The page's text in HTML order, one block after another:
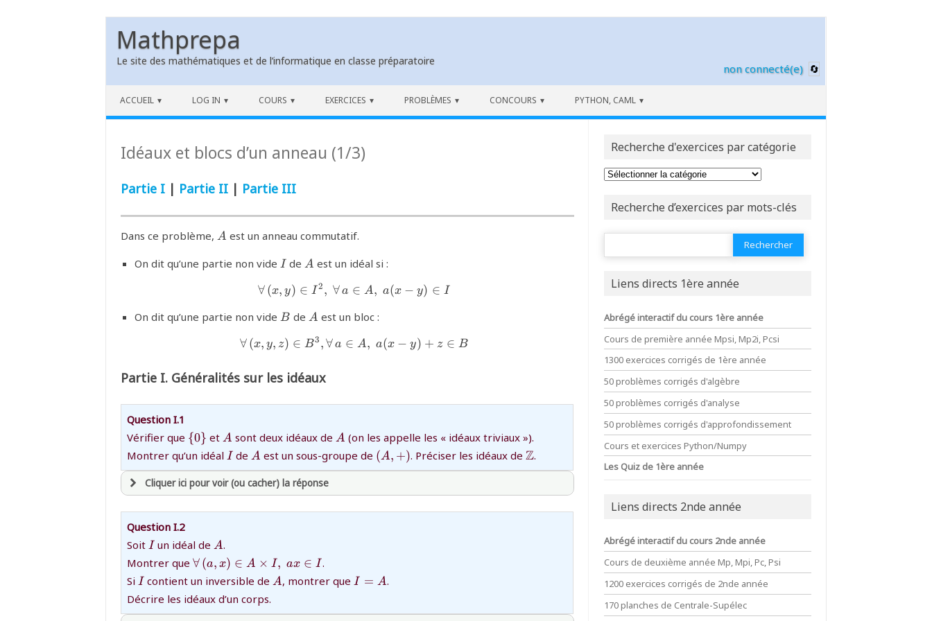
Mathprepa
Le site des mathématiques et de l’informatique en classe préparatoire
non connecté(e)
ACCUEIL LOG IN COURS EXERCICES PROBLÈMES CONCOURS PYTHON, CAML
Idéaux et blocs d’un anneau (1/3)
Partie I| Partie II| Partie III
Dans ce problème, {A}
A est un anneau commutatif.
On dit qu’une partie non vide {I}
I de{A}
A est un idéal si :
{\forall\,(x,y)\in I^2,\;\forall\, a\in A,\;a(x-y)\in I}
∀(x, y) ∈ I 2 , ∀a ∈ A, a(x − y) ∈ I
On dit qu’une partie non vide {B}
B de {A}
A est un bloc :
{\forall\,(x,y,z)\in B^3,\forall\,a\in A,\;a(x-y)+z\in B}
∀ (x, y, z) ∈ B3 ,∀a ∈ A, a(x − y) + z ∈ B
Partie I. Généralités sur les idéaux
Question I.1
Vérifier que {\
{0\}}
{0} et {A}
A sont deux idéaux de {A}
A (on les appelle les « idéaux triviaux »).
Montrer qu’un idéal {I}
I de{A}
A est un sous-groupe de {(A,+)}
(A, +). Préciser les idéaux de{\mathbb{Z}}
Z.
Cliquer ici pour voir (ou cacher) la réponse
avoir
une souscription active sur mathprepa
revenir àla page d'accueil
ou tester la page d'extraits libres
le plan du site
Question I.2
Soit {I}
I un idéal de {A}
A.
Montrer que {\forall\,
(a,x)\in
A\times
I,\;
∀ (a, x) ∈ A × I, ax ∈ I.
Si {I}
I contient un inversible de {A}
A, montrer que {I=A}
I = A.
Décrire les idéaux d’un corps.
Recherche d'exercices par catégorie
Recherche d’exercices par mots-clés
Rechercher :
Liens directs 1ère année
Abrégé interactif du cours 1ère année
Cours de première année Mpsi, Mp2i, Pcsi
1300 exercices corrigés de 1ère année
50 problèmes corrigés d'algèbre
50 problèmes corrigés d'analyse
50 problèmes corrigés d'approfondissement
Cours et exercices Python/Numpy
Les Quiz de 1ère année
Liens directs 2nde année
Abrégé interactif du cours 2nde année
Cours de deuxième année Mp, Mpi, Pc, Psi
1200 exercices corrigés de 2nde année
170 planches de Centrale-Supélec